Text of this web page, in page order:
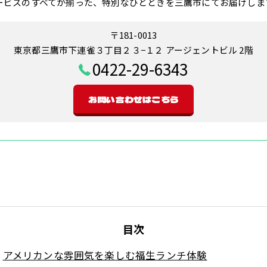
〒181-0013
東京都三鷹市下連雀３丁目２３−１２ アージェントビル 2階
0422-29-6343
お問い合わせはこちら
目次
アメリカンな雰囲気を楽しむ福生ランチ体験